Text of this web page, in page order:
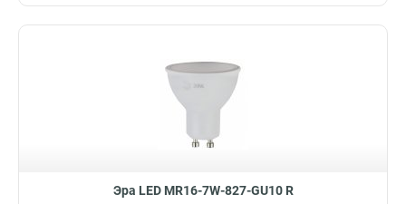
Эра LED MR16-7W-827-GU10 R